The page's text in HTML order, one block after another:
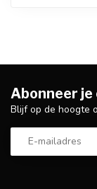
Abonneer je
Blijf op de hoogte